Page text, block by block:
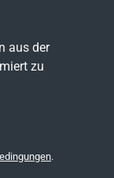
aus der
zu
.